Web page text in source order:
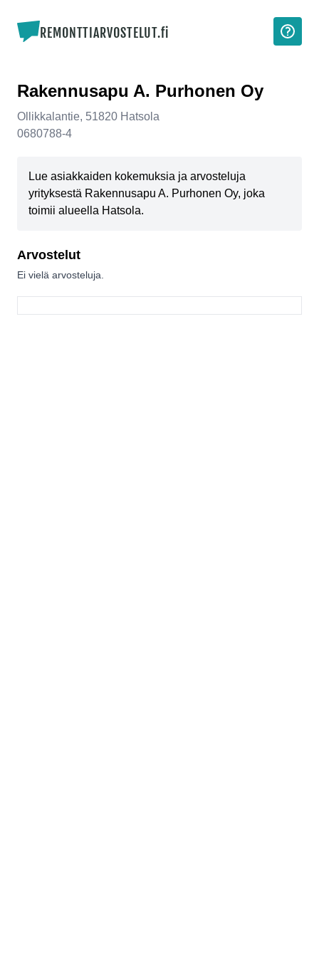
REMONTTIARVOSTELUT.fi
Rakennusapu A. Purhonen Oy
Ollikkalantie, 51820 Hatsola
0680788-4
Lue asiakkaiden kokemuksia ja arvosteluja
yrityksestä Rakennusapu A. Purhonen Oy, joka
toimii alueella Hatsola.
Arvostelut
Ei vielä arvosteluja.